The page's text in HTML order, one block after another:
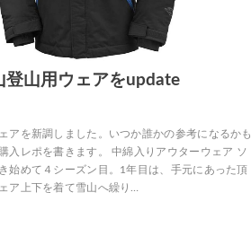
登山用ウェアをupdate
アを新調しました。いつか誰かの参考になるかも
入レポを書きます。 中綿入りアウターウェア ソ
始めて４シーズン目。1年目は、手元にあった頂
ア上下を着て雪山へ繰り…